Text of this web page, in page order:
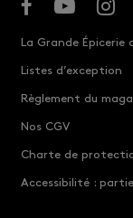
La Grande Épicerie
Listes d’exception
Règlement du
Nos CGV
Charte de
Accessibilité :